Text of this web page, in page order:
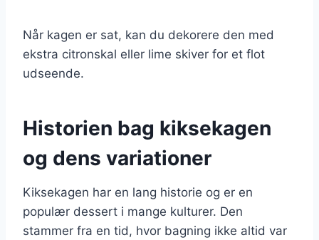
Når kagen er sat, kan du dekorere den med
ekstra citronskal eller lime skiver for et flot
udseende.
Historien bag kiksekagen
og dens variationer
Kiksekagen har en lang historie og er en
populær dessert i mange kulturer. Den
stammer fra en tid, hvor bagning ikke altid var